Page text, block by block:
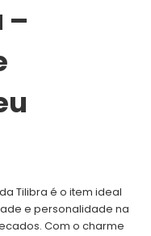
–
da Tilibra é o item ideal
e personalidade na
Com o charme